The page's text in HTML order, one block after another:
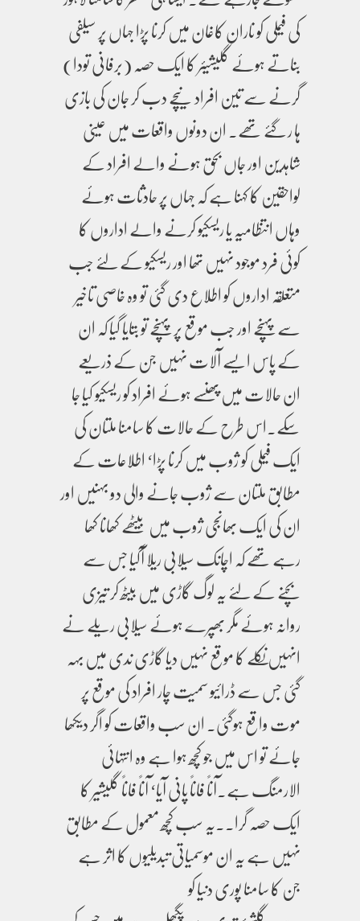
کی فیملی کو ناران کاغان میں کرنا پڑا جہاں پر سیلفی
بناتے ہوئے گلیشیئر کا ایک حصہ (برفانی تودا)
گرنے سے تین افراد نیچے دب کر جان کی بازی
ہا ر گئے تھے۔ ان دونوں واقعات میں عینی
شاہدین اور جاں بحق ہونے والے افراد کے
لواحقین کا کہنا ہے کہ جہاں پر حادثات ہوئے
وہاں انتظامیہ یا ریسکیو کرنے والے اداروں کا
کوئی فرد موجود نہیں تھا اور ریسکیو کے لئے جب
متعلقہ اداروں کو اطلاع دی گئی تو وہ خاصی تاخیر
سے پہنچے اور جب موقع پر پہنچے تو بتایا گیا کہ ان
کے پاس ایسے آلات نہیں جن کے ذریعے
ان حالات میں پھنسے ہوئے افراد کو ریسکیو کیا جا
سکے۔اس طرح کے حالات کا سامنا ملتان کی
ایک فیملی کو ژوب میں کرنا پڑا‘ اطلاعات کے
مطابق ملتان سے ژوب جانے والی دو بہنیں اور
ان کی ایک بھانجی ژوب میں بیٹھے کھانا کھا
رہے تھے کہ اچانک سیلابی ریلا آگیا جس سے
بچنے کے لئے یہ لوگ گاڑی میں بیٹھ کر تیزی
روانہ ہوئے مگر بھپرے ہوئے سیلابی ریلے نے
انہیں نکلے کا موقع نہیں دیا گاڑی ندی میں بہہ
گئی جس سے ڈرائیو سمیت چار افراد کی موقع پر
موت واقع ہوگئی۔ ان سب واقعات کو اگر دیکھا
جائے تو اس میں جو کچھ ہوا ہے وہ انتہائی
الارمنگ ہے۔آناً فاناً پانی آیا‘ آناً فاناً گلیشیر کا
ایک حصہ گرا۔۔یہ سب کچھ معمول کے مطابق
نہیں ہے یہ ان موسمیاتی تبدیلیوں کا اثر ہے
جن کا سامنا پوری دنیا کو